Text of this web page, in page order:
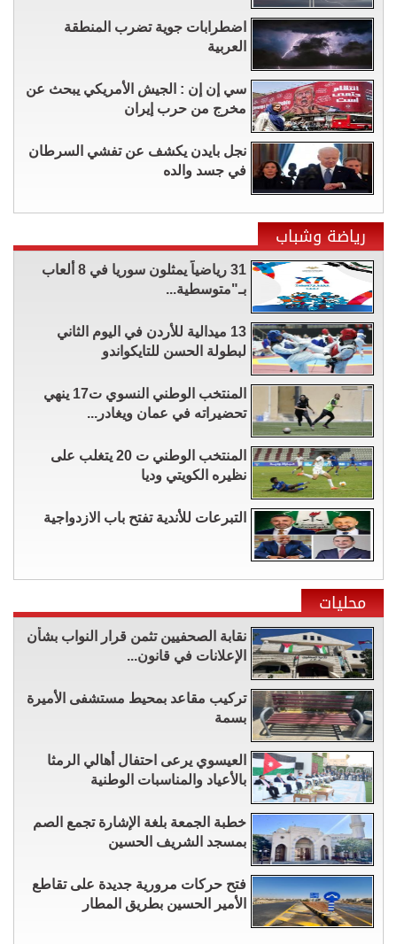
اضطرابات جوية تضرب المنطقة
العربية
سي إن إن : الجيش الأمريكي يبحث عن
مخرج من حرب إيران
نجل بايدن يكشف عن تفشي السرطان
في جسد والده
رياضة وشباب
31 رياضياً يمثلون سوريا في 8 ألعاب
بـ"متوسطية...
13 ميدالية للأردن في اليوم الثاني
لبطولة الحسن للتايكواندو
المنتخب الوطني النسوي ت17 ينهي
تحضيراته في عمان ويغادر...
المنتخب الوطني ت 20 يتغلب على
نظيره الكويتي وديا
التبرعات للأندية تفتح باب الازدواجية
محليات
نقابة الصحفيين تثمن قرار النواب بشأن
الإعلانات في قانون...
تركيب مقاعد بمحيط مستشفى الأميرة
بسمة
العيسوي يرعى احتفال أهالي الرمثا
بالأعياد والمناسبات الوطنية
خطبة الجمعة بلغة الإشارة تجمع الصم
بمسجد الشريف الحسين
فتح حركات مرورية جديدة على تقاطع
الأمير الحسين بطريق المطار